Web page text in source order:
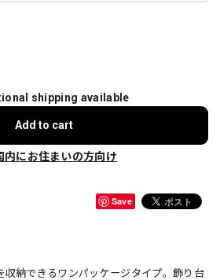
shipping available
Add to cart
内にお住まいの方向け
Save
収納できるワンパッケージタイプ。飾り台